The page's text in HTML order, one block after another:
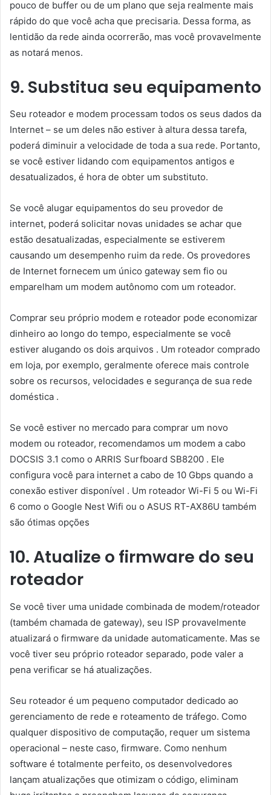
pouco de buffer ou de um plano que seja realmente mais
rápido do que você acha que precisaria. Dessa forma, as
lentidão da rede ainda ocorrerão, mas você provavelmente
as notará menos.
9. Substitua seu equipamento
Seu roteador e modem processam todos os seus dados da
Internet – se um deles não estiver à altura dessa tarefa,
poderá diminuir a velocidade de toda a sua rede. Portanto,
se você estiver lidando com equipamentos antigos e
desatualizados, é hora de obter um substituto.
Se você alugar equipamentos do seu provedor de
internet, poderá solicitar novas unidades se achar que
estão desatualizadas, especialmente se estiverem
causando um desempenho ruim da rede. Os provedores
de Internet fornecem um único gateway sem fio ou
emparelham um modem autônomo com um roteador.
Comprar seu próprio modem e roteador pode economizar
dinheiro ao longo do tempo, especialmente se você
estiver alugando os dois arquivos . Um roteador comprado
em loja, por exemplo, geralmente oferece mais controle
sobre os recursos, velocidades e segurança de sua rede
doméstica .
Se você estiver no mercado para comprar um novo
modem ou roteador, recomendamos um modem a cabo
DOCSIS 3.1 como o ARRIS Surfboard SB8200 . Ele
configura você para internet a cabo de 10 Gbps quando a
conexão estiver disponível . Um roteador Wi-Fi 5 ou Wi-Fi
6 como o Google Nest Wifi ou o ASUS RT-AX86U também
são ótimas opções
10. Atualize o firmware do seu
roteador
Se você tiver uma unidade combinada de modem/roteador
(também chamada de gateway), seu ISP provavelmente
atualizará o firmware da unidade automaticamente. Mas se
você tiver seu próprio roteador separado, pode valer a
pena verificar se há atualizações.
Seu roteador é um pequeno computador dedicado ao
gerenciamento de rede e roteamento de tráfego. Como
qualquer dispositivo de computação, requer um sistema
operacional – neste caso, firmware. Como nenhum
software é totalmente perfeito, os desenvolvedores
lançam atualizações que otimizam o código, eliminam